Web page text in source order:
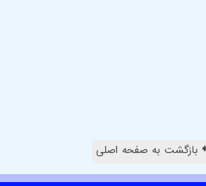
بازگشت به صفحه اصلی